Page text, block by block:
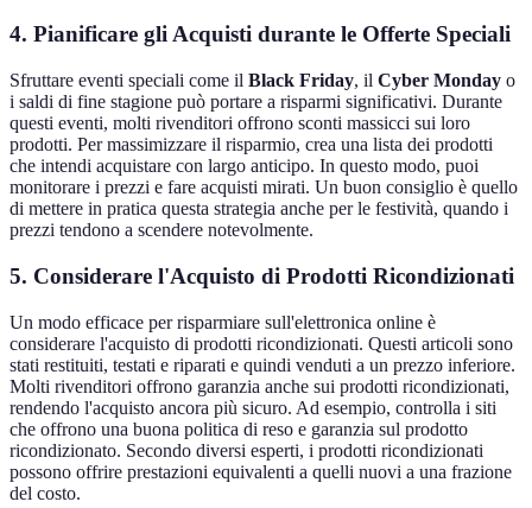
4. Pianificare gli Acquisti durante le Offerte Speciali
Sfruttare eventi speciali come il Black Friday, il Cyber Monday o
i saldi di fine stagione può portare a risparmi significativi. Durante
questi eventi, molti rivenditori offrono sconti massicci sui loro
prodotti. Per massimizzare il risparmio, crea una lista dei prodotti
che intendi acquistare con largo anticipo. In questo modo, puoi
monitorare i prezzi e fare acquisti mirati. Un buon consiglio è quello
di mettere in pratica questa strategia anche per le festività, quando i
prezzi tendono a scendere notevolmente.
5. Considerare l'Acquisto di Prodotti Ricondizionati
Un modo efficace per risparmiare sull'elettronica online è
considerare l'acquisto di prodotti ricondizionati. Questi articoli sono
stati restituiti, testati e riparati e quindi venduti a un prezzo inferiore.
Molti rivenditori offrono garanzia anche sui prodotti ricondizionati,
rendendo l'acquisto ancora più sicuro. Ad esempio, controlla i siti
che offrono una buona politica di reso e garanzia sul prodotto
ricondizionato. Secondo diversi esperti, i prodotti ricondizionati
possono offrire prestazioni equivalenti a quelli nuovi a una frazione
del costo.